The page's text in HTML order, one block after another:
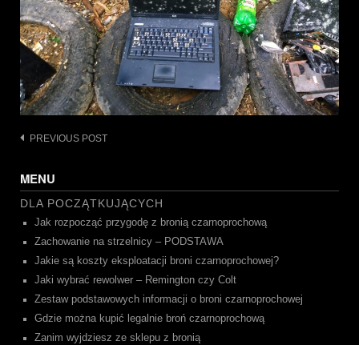
Post
PREVIOUS POST
MENU
DLA POCZĄTKUJĄCYCH
Jak rozpocząć przygodę z bronią czarnoprochową
Zachowanie na strzelnicy – PODSTAWA
Jakie są koszty eksploatacji broni czarnoprochowej?
Jaki wybrać rewolwer – Remington czy Colt
Zestaw podstawowych informacji o broni czarnoprochowej
Gdzie można kupić legalnie broń czarnoprochową
Zanim wyjdziesz ze sklepu z bronią